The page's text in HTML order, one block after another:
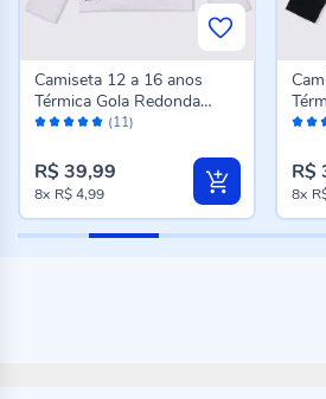
Avaliação: (11)
Camiseta 12 a 16 anos
Térmica Gola Redonda
Fakini Branco
R$ 39,99
8x R$ 4,99
R$
8x